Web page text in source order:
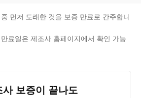
먼저 도래한 것을 보증 만료로 간주합니
료일은 제조사 홈페이지에서 확인 가능
사 보증이 끝나도